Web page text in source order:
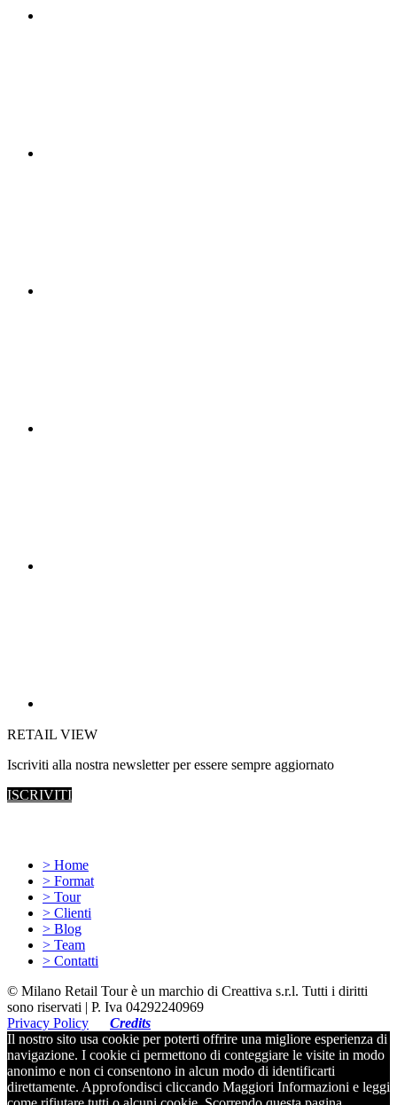
RETAIL VIEW
Iscriviti alla nostra newsletter per essere sempre aggiornato
ISCRIVITI
> Home
> Format
> Tour
> Clienti
> Blog
> Team
> Contatti
© Milano Retail Tour è un marchio di Creattiva s.r.l. Tutti i diritti
sono riservati | P. Iva 04292240969
Privacy Policy
Credits
Il nostro sito usa cookie per poterti offrire una migliore esperienza di
navigazione. I cookie ci permettono di conteggiare le visite in modo
anonimo e non ci consentono in alcun modo di identificarti
direttamente. Approfondisci cliccando Maggiori Informazioni e leggi